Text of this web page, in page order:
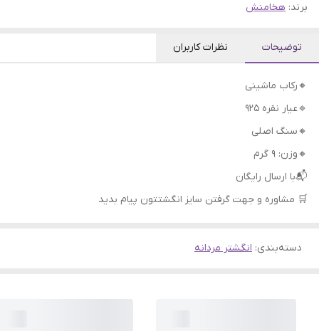
برند: هخامنش
توضیحات نظرات کاربران
🔸رکاب ماشینی
🔹عیار نقره 925
🔸سنگ اصلی
🔸وزن: ۹ گرم
📬با ارسال رایگان
🛒 مشاوره و جهت گرفتن سایز انگشتتون پیام بدید
دسته‌بندی: انگشتر مردانه